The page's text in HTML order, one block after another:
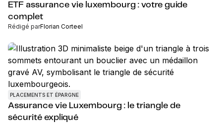
ETF assurance vie luxembourg : votre guide
complet
Rédigé parFlorian Corteel
PLACEMENTS ET ÉPARGNE
Assurance vie Luxembourg : le triangle de
sécurité expliqué